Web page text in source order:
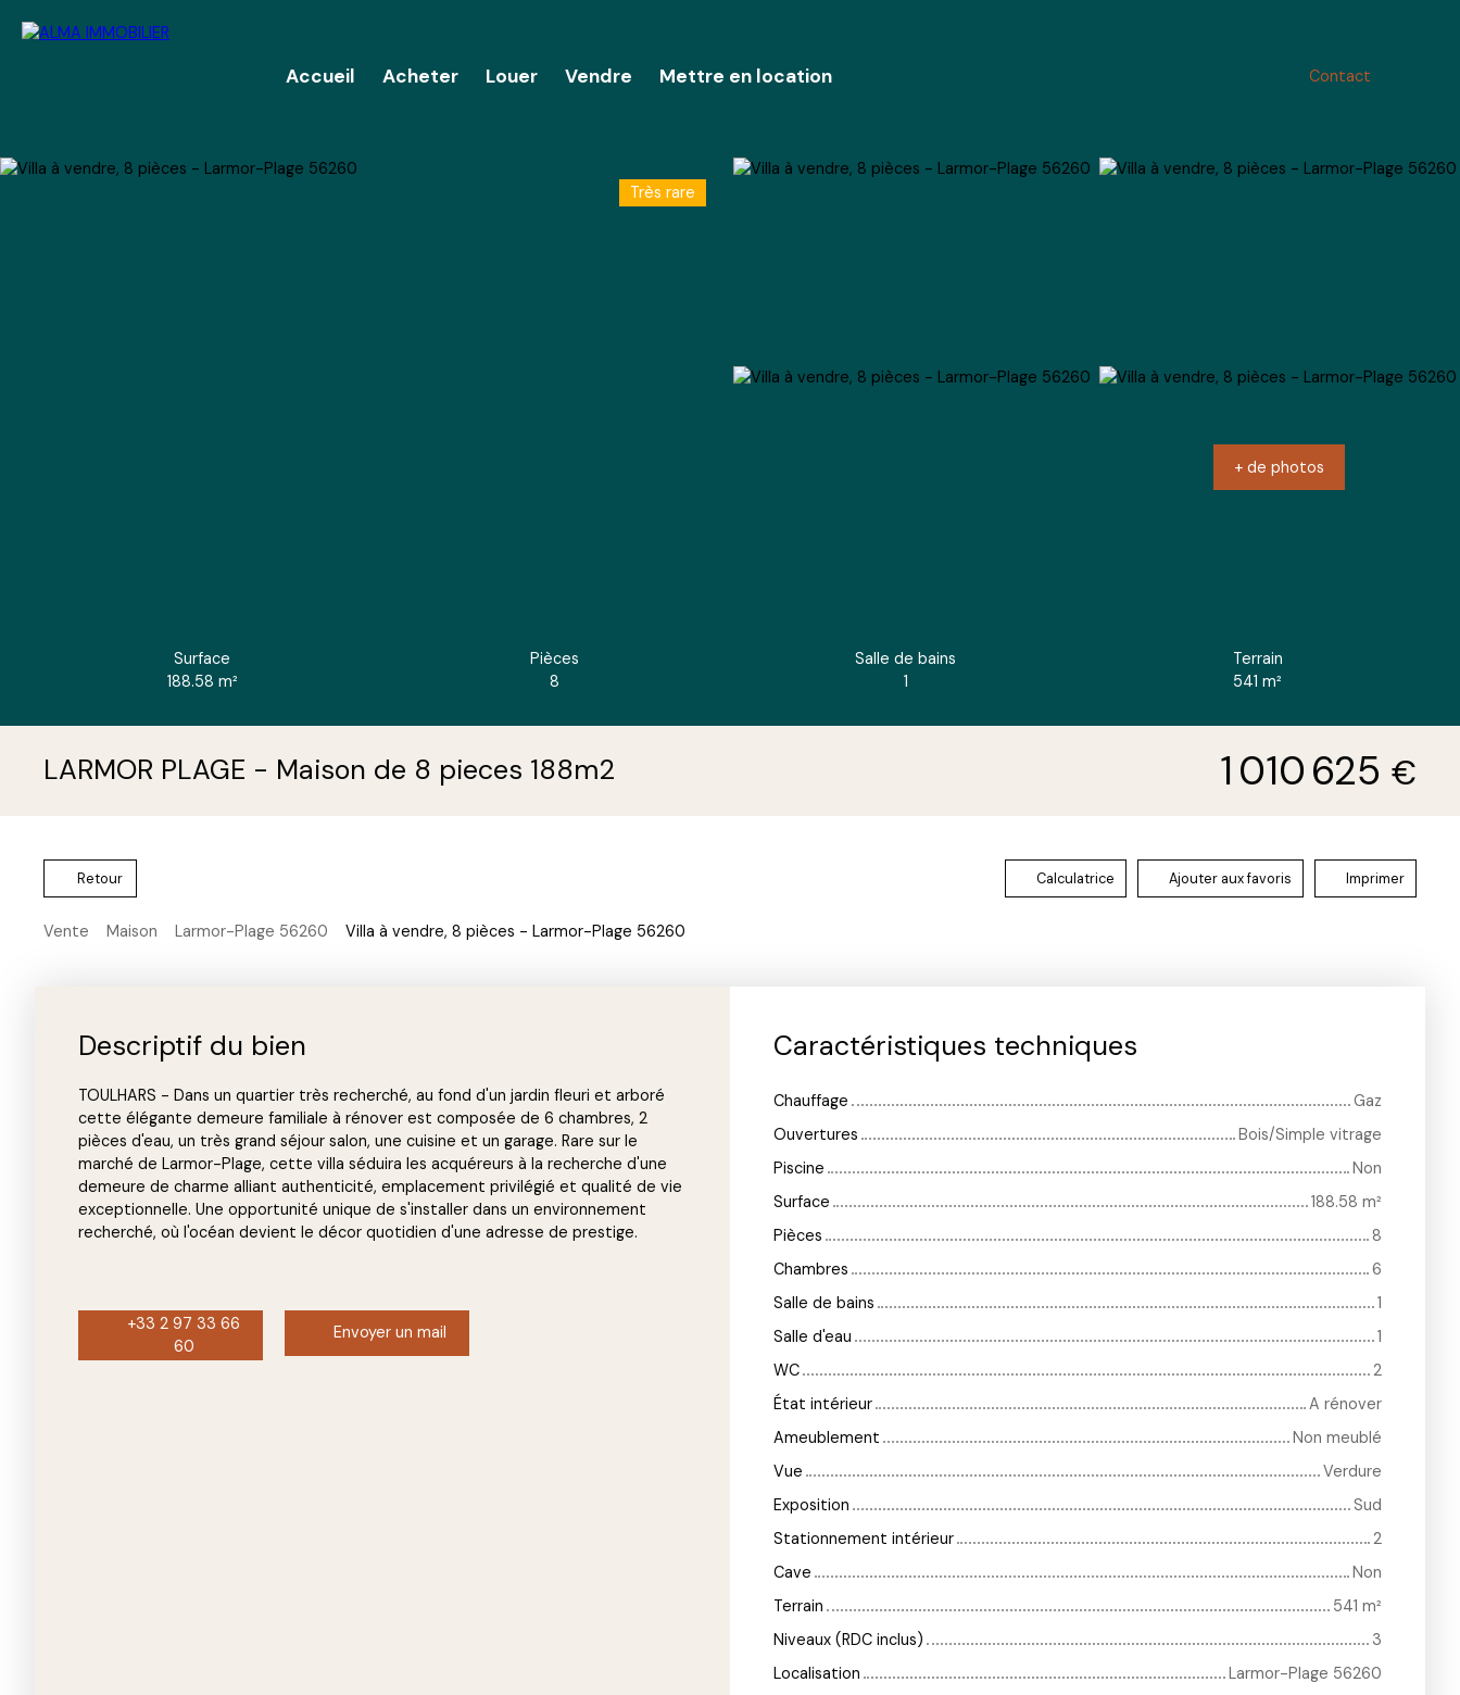
Accueil Acheter Louer Vendre Mettre en location Contact
Très rare
+ de photos
Surface
188.58 m²
Pièces
8
Salle de bains
1
Terrain
541m²
LARMOR PLAGE - Maison de 8 pieces 188m2 1 010 625 €
Retour Calculatrice Ajouter aux favoris Imprimer
Vente Maison Larmor-Plage 56260 Villa à vendre, 8 pièces - Larmor-Plage 56260
Descriptif du bien
TOULHARS - Dans un quartier très recherché, au fond d'un jardin fleuri et arboré
cette élégante demeure familiale à rénover est composée de 6 chambres, 2
pièces d'eau, un très grand séjour salon, une cuisine et un garage. Rare sur le
marché de Larmor-Plage, cette villa séduira les acquéreurs à la recherche d'une
demeure de charme alliant authenticité, emplacement privilégié et qualité de vie
exceptionnelle. Une opportunité unique de s'installer dans un environnement
recherché, où l'océan devient le décor quotidien d'une adresse de prestige.
+33 2 97 33 66
60
Envoyer un mail
Caractéristiques techniques
Chauffage
Gaz
Ouvertures
Bois/Simple vitrage
Piscine
Non
Surface
188.58 m²
Pièces
8
Chambres
6
Salle de bains
1
Salle d'eau
1
WC
2
État intérieur
A rénover
Ameublement
Non meublé
Vue
Verdure
Exposition
Sud
Stationnement intérieur
2
Cave
Non
Terrain
541 m²
Niveaux (RDC inclus)
3
Localisation
Larmor-Plage 56260